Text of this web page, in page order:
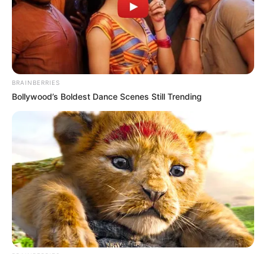
Sok nyugdíjas most azt szeretné tudni, hogy ha a
Tisza-kormány valóban bevezeti az évi 200 ezer
forintos nyugdíjas SZÉP-kártyát, akkor mikor
juthatnak hozzá az első összeghez. Pontos
hivatalos dátum egyelőre nincs, ezért jelenleg csak
a politikai és költségvetési logika alapján lehet
következtetni arra, mikor indulhatna el a program.
A legvalószínűbb forgatókönyv az, hogy az első
nagyobb kifizetés 2026 végén, karácsony előtt
érkezhet meg az érintettekhez. A karácsony előtti
időszak a legvalószínűbb dátum:
BRAINBERRIES
Bollywood’s Boldest Dance Scenes Still Trending